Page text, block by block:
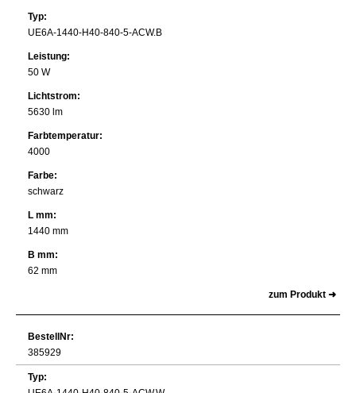
Typ:
UE6A-1440-H40-840-5-ACW.B
Leistung:
50 W
Lichtstrom:
5630 lm
Farbtemperatur:
4000
Farbe:
schwarz
L mm:
1440 mm
B mm:
62 mm
zum Produkt ➜
BestellNr:
385929
Typ: